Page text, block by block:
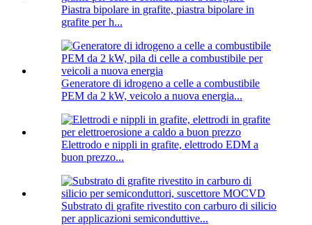
Piastra bipolare in grafite, piastra bipolare in
grafite per h...
Generatore di idrogeno a celle a combustibile
PEM da 2 kW, veicolo a nuova energia...
Elettrodo e nippli in grafite, elettrodo EDM a
buon prezzo...
Substrato di grafite rivestito con carburo di silicio
per applicazioni semiconduttive...